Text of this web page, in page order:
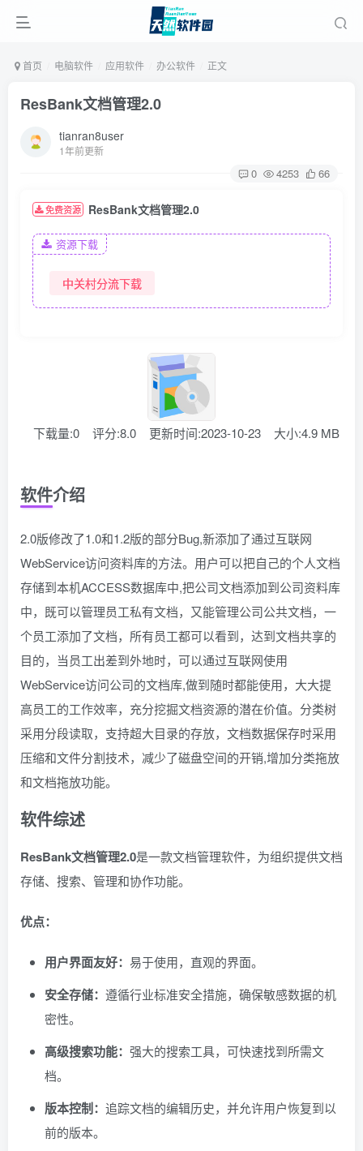
首页 电脑软件 应用软件 办公软件 正文
ResBank文档管理2.0
tianran8user
1年前更新
0 4253 66
免费资源 ResBank文档管理2.0
资源下载
中关村分流下载
下载量:0 评分:8.0 更新时间:2023-10-23 大小:4.9 MB
软件介绍
2.0版修改了1.0和1.2版的部分Bug,新添加了通过互联网
WebService访问资料库的方法。用户可以把自己的个人文档
存储到本机ACCESS数据库中,把公司文档添加到公司资料库
中，既可以管理员工私有文档，又能管理公司公共文档，一
个员工添加了文档，所有员工都可以看到，达到文档共享的
目的，当员工出差到外地时，可以通过互联网使用
WebService访问公司的文档库,做到随时都能使用，大大提
高员工的工作效率，充分挖掘文档资源的潜在价值。分类树
采用分段读取，支持超大目录的存放，文档数据保存时采用
压缩和文件分割技术，减少了磁盘空间的开销,增加分类拖放
和文档拖放功能。
软件综述
ResBank文档管理2.0是一款文档管理软件，为组织提供文档
存储、搜索、管理和协作功能。
优点：
用户界面友好： 易于使用，直观的界面。
安全存储： 遵循行业标准安全措施，确保敏感数据的机
密性。
高级搜索功能： 强大的搜索工具，可快速找到所需文
档。
版本控制： 追踪文档的编辑历史，并允许用户恢复到以
前的版本。